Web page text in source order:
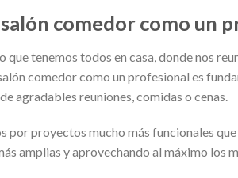
comedor como un
que tenemos todos en casa, donde nos
comedor como un profesional es
agradables reuniones, comidas o cenas.
por proyectos mucho más funcionales
amplias y aprovechando al máximo los